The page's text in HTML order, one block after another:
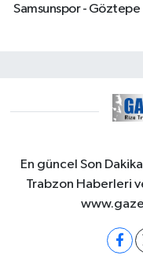
Samsunspor - Göztepe
En güncel Son
Trabzon Haberleri